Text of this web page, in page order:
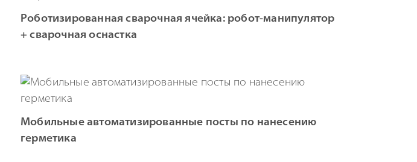
Роботизированная сварочная ячейка: робот-манипулятор
+ сварочная оснастка
Мобильные автоматизированные посты по нанесению
герметика